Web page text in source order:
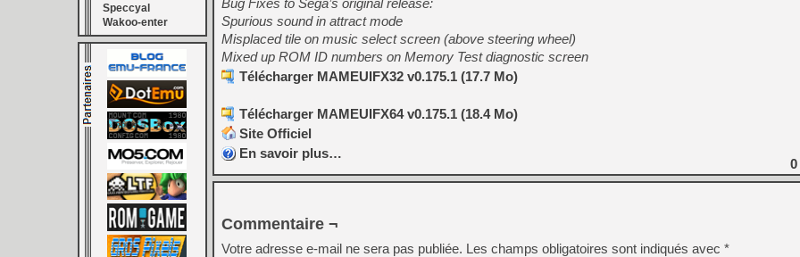
[GK] Beast of
[GK] Ubisoft : fin de partie
[GK] Mémoire cash -
[GK] Dan Houser (GTA)
[GK] Comment EA Sports
[GK] Crimson Moon : un
[GK] Isle of Reveries : le
[GK] Moonlighter 2 : The
[GK] Capcom relance
[Mo5] Deux inédits du
[GK] Le beat'em up The
[GK] Endless Legend 2 :
Speccyal
Wakoo-enter
Bug Fixes to Sega’s original release:
Spurious sound in attract mode
Misplaced tile on music select screen (above steering wheel)
Mixed up ROM ID numbers on Memory Test diagnostic screen
Télécharger MAMEUIFX32 v0.175.1 (17.7 Mo)
Télécharger MAMEUIFX64 v0.175.1 (18.4 Mo)
Site Officiel
En savoir plus…
0
Commentaire ¬
Votre adresse e-mail ne sera pas publiée. Les champs obligatoires sont indiqués avec *